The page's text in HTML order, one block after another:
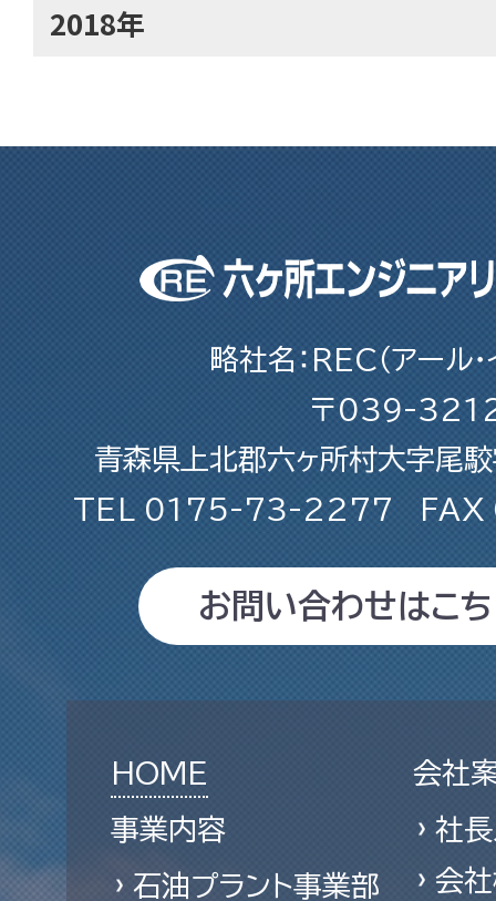
2018年
略社名：REC（アール・
〒039-
青森県上北郡六ヶ所村大字
TEL 0175-73-2277 FAX
お問い合わせはこ
HOME
事業内容
石油プラント事業部
会社
社長
会